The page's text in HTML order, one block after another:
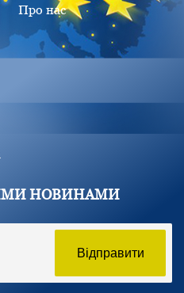
Про нас
НОВИНАМИ